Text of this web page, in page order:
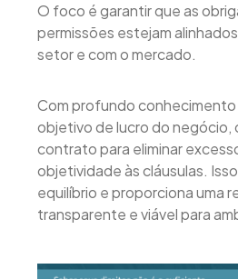
O foco é garantir que as
permissões estejam
setor e com o mercado.
Com profundo conhecimento
objetivo de lucro do negócio,
contrato para eliminar
objetividade às cláusulas.
equilíbrio e proporciona uma
transparente e viável para